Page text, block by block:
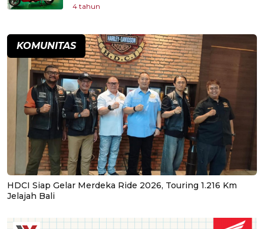
4 tahun
KOMUNITAS
HDCI Siap Gelar Merdeka Ride 2026, Touring 1.216 Km
Jelajah Bali